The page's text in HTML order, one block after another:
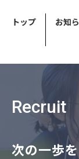
トップ お知
Recruit
次の⼀歩